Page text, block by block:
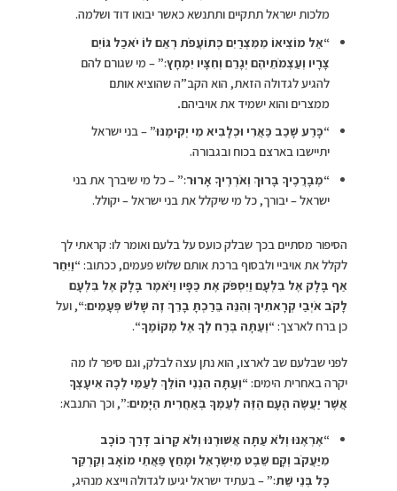
מלכות ישראל תתקיים ותתנשא כאשר יבואו דוד ושלמה.
“אֵל מוֹצִיאוֹ מִמִּצְרַיִם כְּתוֹעֲפֹת רְאֵם לוֹ יֹאכַל גּוֹיִם
צָרָיו וְעַצְמֹתֵיהֶם יְגָרֵם וְחִצָּיו יִמְחָץ׃”– מי שגורם להם
להגיע לגדולה הזאת, הוא הקב”ה שהוציא אותם
ממצרים והוא ישמיד את אויביהם.
“כָּרַע שָׁכַב כַּאֲרִי וּכְלָבִיא מִי יְקִימֶנּוּ”– בני ישראל
יתיישבו בארצם בכוח ובגבורה.
“מְבָרֲכֶיךָ בָרוּךְ וְאֹרְרֶיךָ אָרוּר׃”– כל מי שיברך את בני
ישראל – יבורך, כל מי שיקלל את בני ישראל – יקולל.
הסיפור מסתיים בכך שבלק כועס על בלעם ואומר לו: קראתי לך
לקלל את אויביי ולבסוף ברכת אותם שלוש פעמים, ככתוב:“וַיִּחַר
אַף בָּלָק אֶל בִּלְעָם וַיִּסְפֹּק אֶת כַּפָּיו וַיֹּאמֶר בָּלָק אֶל בִּלְעָם
לָקֹב אֹיְבַי קְרָאתִיךָ וְהִנֵּה בֵּרַכְתָּ בָרֵךְ זֶה שָׁלֹשׁ פְּעָמִים׃“, ועל
כן ברח לארצך:“וְעַתָּה בְּרַח לְךָ אֶל מְקוֹמֶךָ“
.
לפני שבלעם שב לארצו, הוא נתן עצה לבלק, וגם סיפר לו מה
יקרה באחרית הימים:“וְעַתָּה הִנְנִי הוֹלֵךְ לְעַמִּי לְכָה אִיעָצְךָ
אֲשֶׁר יַעֲשֶׂה הָעָם הַזֶּה לְעַמְּךָ בְּאַחֲרִית הַיָּמִים׃”, וכך התנבא:
“אֶרְאֶנּוּ וְלֹא עַתָּה אֲשׁוּרֶנּוּ וְלֹא קָרוֹב דָּרַךְ כּוֹכָב
מִיַּעֲקֹב וְקָם שֵׁבֶט מִיִּשְׂרָאֵל וּמָחַץ פַּאֲתֵי מוֹאָב וְקַרְקַר
כָּל בְּנֵי שֵׁת׃”– בעתיד ישראל יגיעו לגדולה וייצא מנהיג,